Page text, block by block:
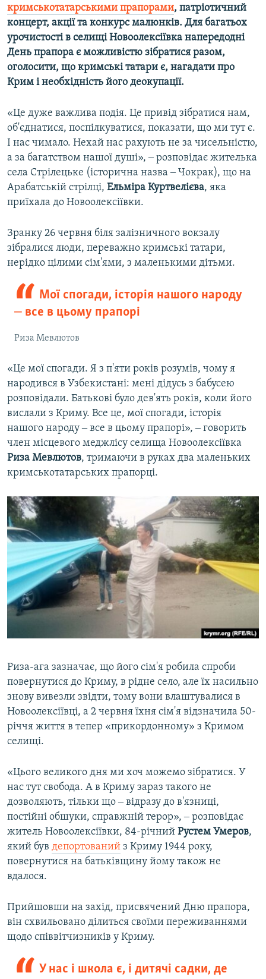
кримськотатарськими прапорами, патріотичний
концерт, акції та конкурс малюнків. Для багатьох
урочистості в селищі Новоолексіївка напередодні
День прапора є можливістю зібратися разом,
оголосити, що кримські татари є, нагадати про
Крим і необхідність його деокупації.
«Це дуже важлива подія. Це привід зібратися нам,
об'єднатися, поспілкуватися, показати, що ми тут є.
І нас чимало. Нехай нас рахують не за чисельністю,
а за багатством нашої душі», ‒ розповідає жителька
села Стрілецьке (історична назва ‒ Чокрак), що на
Арабатській стрілці, Ельміра Куртвелієва, яка
приїхала до Новоолексіївки.
Зранку 26 червня біля залізничного вокзалу
зібралися люди, переважно кримські татари,
нерідко цілими сім'ями, з маленькими дітьми.
Мої спогади, історія нашого народу
‒ все в цьому прапорі
Риза Мевлютов
«Це мої спогади. Я з п'яти років розумів, чому я
народився в Узбекистані: мені дідусь з бабусею
розповідали. Батькові було дев'ять років, коли його
вислали з Криму. Все це, мої спогади, історія
нашого народу ‒ все в цьому прапорі», ‒ говорить
член місцевого меджлісу селища Новоолексіївка
Риза Мевлютов, тримаючи в руках два маленьких
кримськотатарських прапорці.
Риза-ага зазначає, що його сім'я робила спроби
повернутися до Криму, в рідне село, але їх насильно
знову вивезли звідти, тому вони влаштувалися в
Новоолексіївці, а 2 червня їхня сім'я відзначила 50-
річчя життя в тепер «прикордонному» з Кримом
селищі.
«Цього великого дня ми хоч можемо зібратися. У
нас тут свобода. А в Криму зараз такого не
дозволяють, тільки що ‒ відразу до в'язниці,
постійні обшуки, справжній терор», ‒ розповідає
житель Новоолексіївки, 84-річний Рустем Умеров,
який був депортований з Криму 1944 року,
повернутися на батьківщину йому також не
вдалося.
Прийшовши на захід, присвячений Дню прапора,
він схвильовано ділиться своїми переживаннями
щодо співвітчизників у Криму.
У нас і школа є, і дитячі садки, де